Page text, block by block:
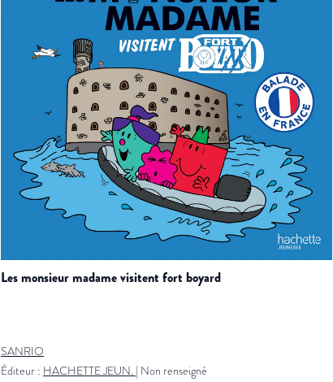
les monsieur madame visitent fort boyard
SANRIO
Éditeur : HACHETTE JEUN. Non renseigné